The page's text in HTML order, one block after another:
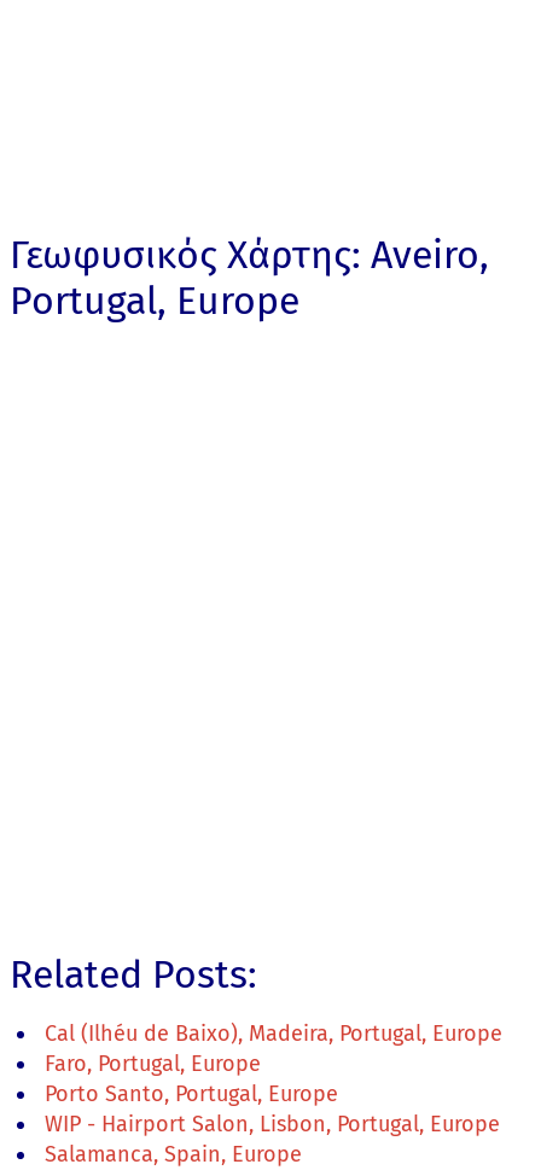
Γεωφυσικός Χάρτης: Aveiro,
Portugal, Europe
Related Posts:
Cal (Ilhéu de Baixo), Madeira, Portugal, Europe
Faro, Portugal, Europe
Porto Santo, Portugal, Europe
WIP - Hairport Salon, Lisbon, Portugal, Europe
Salamanca, Spain, Europe